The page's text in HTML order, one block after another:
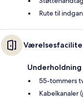
Rute til
Underholdning
55-tommers
Kabelkanaler